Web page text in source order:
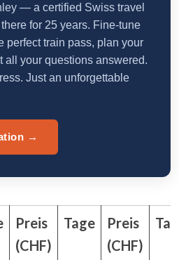
— a certified Swiss travel
for 25 years. Fine-tune
perfect train pass, plan your
all your questions answered.
Just an unforgettable
→
Preis
(CHF)
Tage
Preis
(CHF)